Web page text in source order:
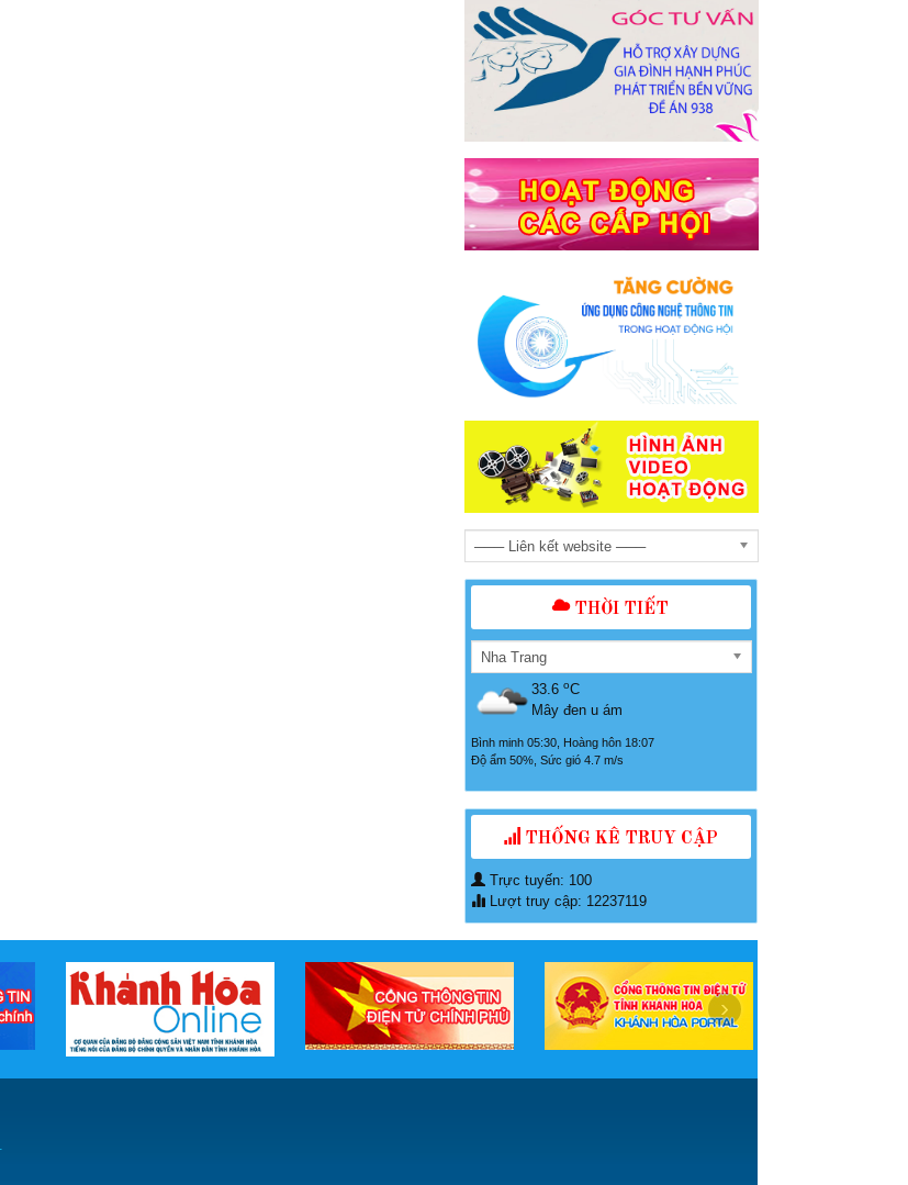
─── Liên kết website ───
THỜI TIẾT
Nha Trang
33.6 oC
Mây đen u ám
Bình minh 05:30, Hoàng hôn 18:07
Độ ẩm 50%, Sức gió 4.7 m/s
THỐNG KÊ TRUY CẬP
Trực tuyến: 100
Lượt truy cập: 12237119
›